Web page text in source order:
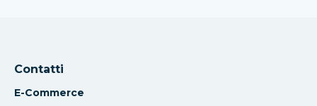
Contatti
E-Commerce